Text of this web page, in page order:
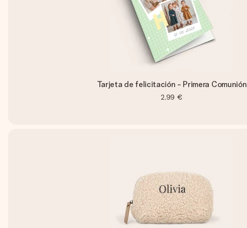
Tarjeta de felicitación - Primera Comunión
2,99 €